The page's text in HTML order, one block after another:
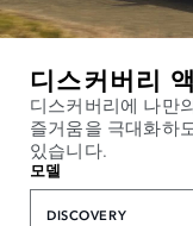
디스커버리
디스커버리에 나만
즐거움을 극대화하
있습니다.
모델
DISCOVERY